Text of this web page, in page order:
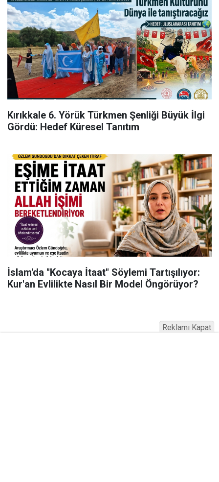
Kırıkkale 6. Yörük Türkmen Şenliği Büyük İlgi
Gördü: Hedef Küresel Tanıtım
İslam'da "Kocaya İtaat" Söylemi Tartışılıyor:
Kur'an Evlilikte Nasıl Bir Model Öngörüyor?
Reklamı Kapat